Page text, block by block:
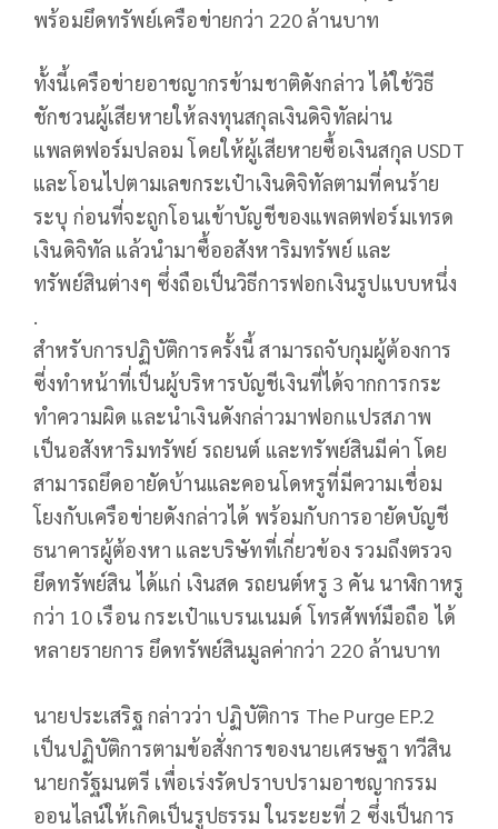
พร้อมยึดทรัพย์เครือข่ายกว่า 220 ล้านบาท
ทั้งนี้เครือข่ายอาชญากรข้ามชาติดังกล่าว ได้ใช้วิธี
ชักชวนผู้เสียหายให้ลงทุนสกุลเงินดิจิทัลผ่าน
แพลตฟอร์มปลอม โดยให้ผู้เสียหายซื้อเงินสกุล USDT
และโอนไปตามเลขกระเป๋าเงินดิจิทัลตามที่คนร้าย
ระบุ ก่อนที่จะถูกโอนเข้าบัญชีของแพลตฟอร์มเทรด
เงินดิจิทัล แล้วนำมาซื้ออสังหาริมทรัพย์ และ
ทรัพย์สินต่างๆ ซึ่งถือเป็นวิธีการฟอกเงินรูปแบบหนึ่ง
สำหรับการปฏิบัติการครั้งนี้ สามารถจับกุมผู้ต้องการ
ซี่งทำหน้าที่เป็นผู้บริหารบัญชีเงินที่ได้จากการกระ
ทำความผิด และนำเงินดังกล่าวมาฟอกแปรสภาพ
เป็นอสังหาริมทรัพย์ รถยนต์ และทรัพย์สินมีค่า โดย
สามารถยึดอายัดบ้านและคอนโดหรูที่มีความเชื่อม
โยงกับเครือข่ายดังกล่าวได้ พร้อมกับการอายัดบัญชี
ธนาคารผู้ต้องหา และบริษัทที่เกี่ยวข้อง รวมถึงตรวจ
ยึดทรัพย์สิน ได้แก่ เงินสด รถยนต์หรู 3 คัน นาฬิกาหรู
กว่า 10 เรือน กระเป๋าแบรนเนมด์ โทรศัพท์มือถือ ได้
หลายรายการ ยึดทรัพย์สินมูลค่ากว่า 220 ล้านบาท
นายประเสริฐ กล่าวว่า ปฏิบัติการ The Purge EP.2
เป็นปฏิบัติการตามข้อสั่งการของนายเศรษฐา ทวีสิน
นายกรัฐมนตรี เพื่อเร่งรัดปราบปรามอาชญากรรม
ออนไลน์ให้เกิดเป็นรูปธรรม ในระยะที่ 2 ซึ่งเป็นการ